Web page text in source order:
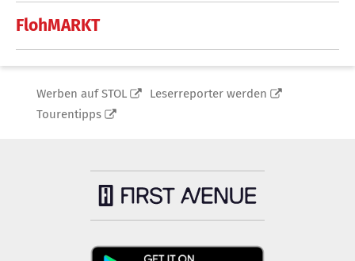
FlohMARKT
Werben auf STOL
Leserreporter werden
Tourentipps